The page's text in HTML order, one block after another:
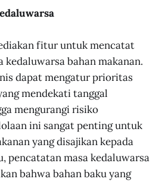
fitur untuk mencatat
kedaluwarsa bahan makanan.
dapat mengatur prioritas
mendekati tanggal
mengurangi risiko
ini sangat penting untuk
yang disajikan kepada
pencatatan masa kedaluwarsa
bahwa bahan baku yang